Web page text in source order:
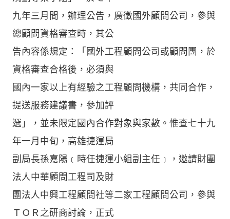
九年三月間，辦理公告，廣徵國外顧問公司，參與
總顧問資格審查時，其公
告內容係規定：「國外工程顧問公司或顧問團，於
資格審查合格後，必須與
國內一家以上有經驗之工程顧問機構，共同合作，
提送服務建議書，參加評
選」，並未限定國內合作對象與家數。惟查七十九
年一月中旬，高雄捷運局
副局長孫嘉陽﹝時任捷運小組副主任﹞，邀請財團
法人中華顧問工程司及財
團法人中興工程顧問社等二家工程顧問公司，參與
ＴＯＲ之研商討論，正式